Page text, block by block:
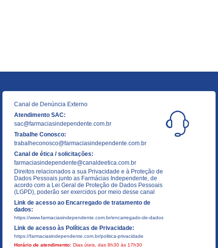
Canal de Denúncia Externo
Atendimento SAC:
sac@farmaciasindependente.com.br
Trabalhe Conosco:
trabalheconosco@farmaciasindependente.com.br
Canal de ética / solicitações:
farmaciasindependente@canaldeetica.com.br
Direitos relacionados a sua Privacidade e à Proteção de
Dados Pessoais junto as Farmácias Independente, de
acordo com a Lei Geral de Proteção de Dados Pessoais
(LGPD), poderão ser exercidos por meio desse canal
Link de acesso ao Encarregado de tratamento de
dados:
https://www.farmaciasindependente.com.br/encarregado-de-dados
Link de acesso às Políticas de Privacidade:
https://farmaciasindependente.com.br/politica-privacidade
Horário de atendimento: Dias úteis, das 8h30 às 17h30